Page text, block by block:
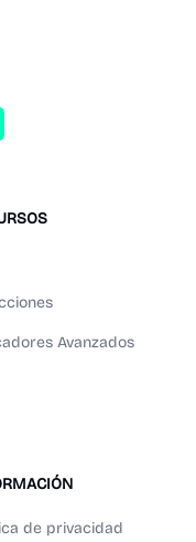
Avanzados
de privacidad